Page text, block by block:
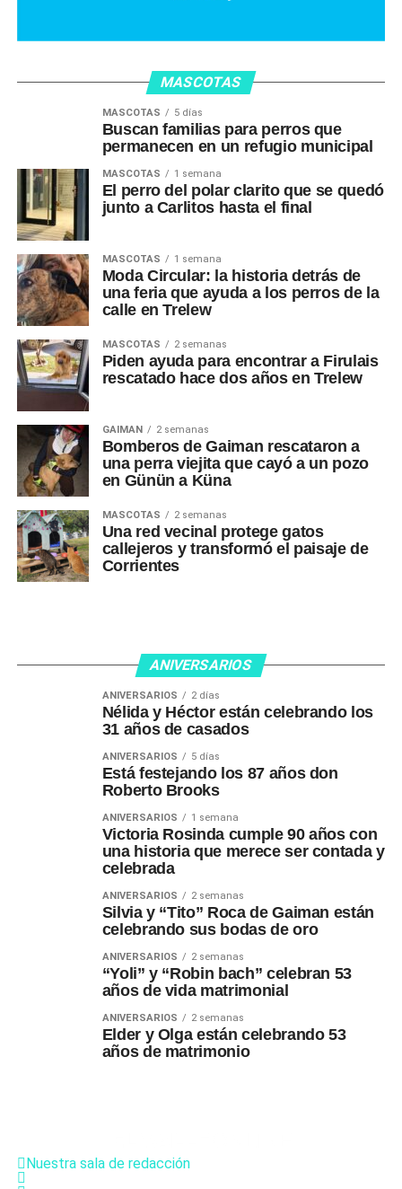
MASCOTAS
MASCOTAS 5 días
Buscan familias para perros que
permanecen en un refugio municipal
MASCOTAS 1 semana
El perro del polar clarito que se quedó
junto a Carlitos hasta el final
MASCOTAS 1 semana
Moda Circular: la historia detrás de
una feria que ayuda a los perros de la
calle en Trelew
MASCOTAS 2 semanas
Piden ayuda para encontrar a Firulais
rescatado hace dos años en Trelew
GAIMAN 2 semanas
Bomberos de Gaiman rescataron a
una perra viejita que cayó a un pozo
en Günün a Küna
MASCOTAS 2 semanas
Una red vecinal protege gatos
callejeros y transformó el paisaje de
Corrientes
ANIVERSARIOS
ANIVERSARIOS 2 días
Nélida y Héctor están celebrando los
31 años de casados
ANIVERSARIOS 5 días
Está festejando los 87 años don
Roberto Brooks
ANIVERSARIOS 1 semana
Victoria Rosinda cumple 90 años con
una historia que merece ser contada y
celebrada
ANIVERSARIOS 2 semanas
Silvia y “Tito” Roca de Gaiman están
celebrando sus bodas de oro
ANIVERSARIOS 2 semanas
“Yoli” y “Robin bach” celebran 53
años de vida matrimonial
ANIVERSARIOS 2 semanas
Elder y Olga están celebrando 53
años de matrimonio
Nuestra sala de redacción